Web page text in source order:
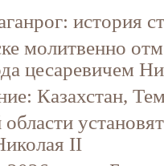
история
молитвенно
цесаревичем
Казахстан,
II